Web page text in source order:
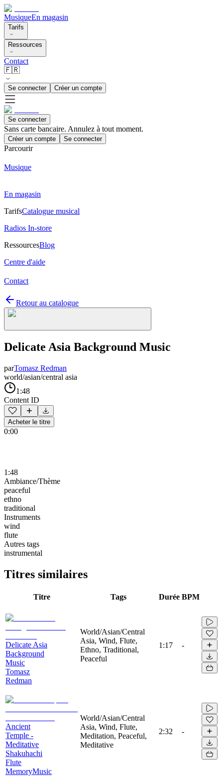
MusiqueEn magasin
Tarifs
Ressources
Contact
🇫🇷
Se connecter Créer un compte
Se connecter
Sans carte bancaire. Annulez à tout moment.
Créer un compte Se connecter
Parcourir
Musique
En magasin
TarifsCatalogue musical
Radios In-store
RessourcesBlog
Centre d'aide
Contact
Retour au catalogue
Delicate Asia Background Music
parTomasz Redman
world/asian/central asia
1:48
Content ID
Acheter le titre
0:00
1:48
Ambiance/Thème
peaceful
ethno
traditional
Instruments
wind
flute
Autres tags
instrumental
Titres similaires
Titre Tags Durée BPM
Delicate Asia
Background
Music
Tomasz
Redman
World/Asian/Central
Asia, Wind, Flute,
Ethno, Traditional,
Peaceful
1:17 -
Ancient
Temple -
Meditative
Shakuhachi
Flute
MemoryMusic
World/Asian/Central
Asia, Wind, Flute,
Meditation, Peaceful,
Meditative
2:32 -